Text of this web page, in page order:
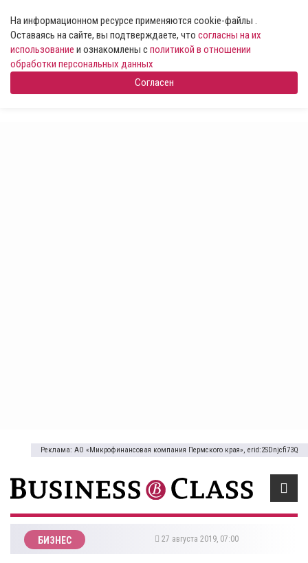
На информационном ресурсе применяются cookie-файлы .
Оставаясь на сайте, вы подтверждаете, что согласны на их
использование и ознакомлены сполитикой в отношении
обработки персональных данных
Согласен
Реклама: АО «Микрофинансовая компания Пермского края», erid:2SDnjcfi73Q
БИЗНЕС 27 августа 2019, 07:00